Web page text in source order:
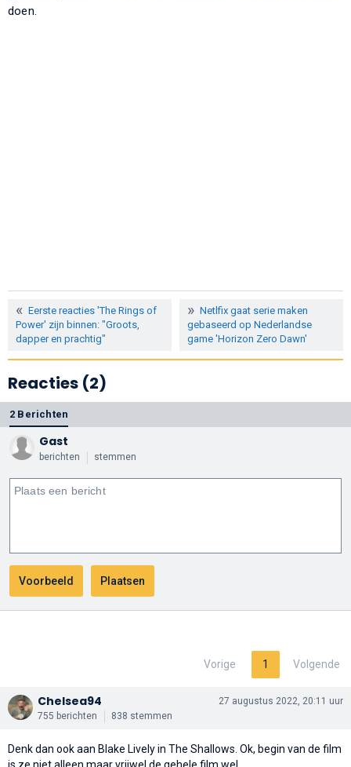
doen.
Eerste reacties 'The Rings of
Power' zijn binnen: "Groots,
dapper en prachtig"
Netlfix gaat serie maken
gebaseerd op Nederlandse
game 'Horizon Zero Dawn'
Reacties (2)
2 Berichten
Gast
berichten stemmen
Vorige 1 Volgende
Chelsea94
755 berichten 838 stemmen
27 augustus 2022, 20:11 uur
Denk dan ook aan Blake Lively in The Shallows. Ok, begin van de film